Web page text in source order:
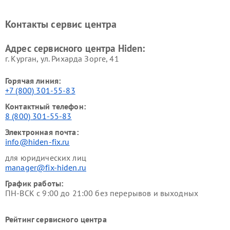
Контакты сервис центра
Адрес сервисного центра Hiden:
г. Курган, ул. Рихарда Зорге, 41
Горячая линия:
+7 (800) 301-55-83
Контактный телефон:
8 (800) 301-55-83
Электронная почта:
info@hiden-fix.ru
для юридических лиц
manager@fix-hiden.ru
График работы:
ПН-ВСК с 9:00 до 21:00 без перерывов и выходных
Рейтинг сервисного центра